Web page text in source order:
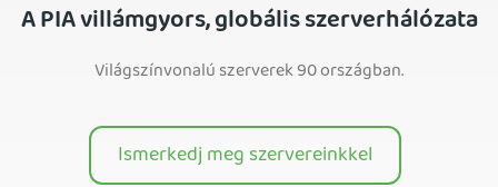
A PIA villámgyors, globális szerverhálózata
Világszínvonalú szerverek 90 országban.
Ismerkedj meg szervereinkkel